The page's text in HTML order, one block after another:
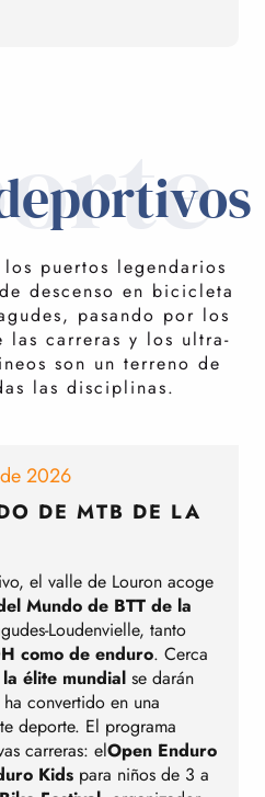
puertos legendarios
descenso en bicicleta
pasando por los
las carreras y los ultra-
son un terreno de
las disciplinas.
2026
DE MTB DE LA
el valle de Louron acoge
Mundo de BTT de la
Loudenvielle, tanto
como de enduro. Cerca
élite mundial se darán
convertido en una
deporte. El programa
carreras: elOpen Enduro
Kids para niños de 3 a